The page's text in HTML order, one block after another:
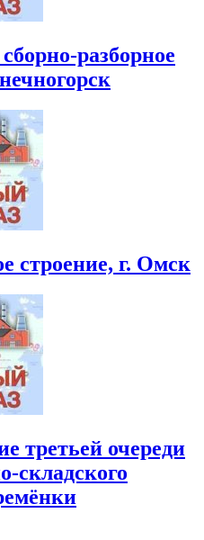
разборное
строение, г. Омск
третьей очереди
складского